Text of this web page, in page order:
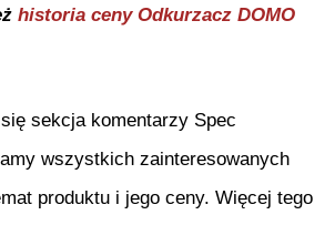
historia ceny Odkurzacz DOMO
sekcja komentarzy Spec
wszystkich zainteresowanych
produktu i jego ceny. Więcej tego